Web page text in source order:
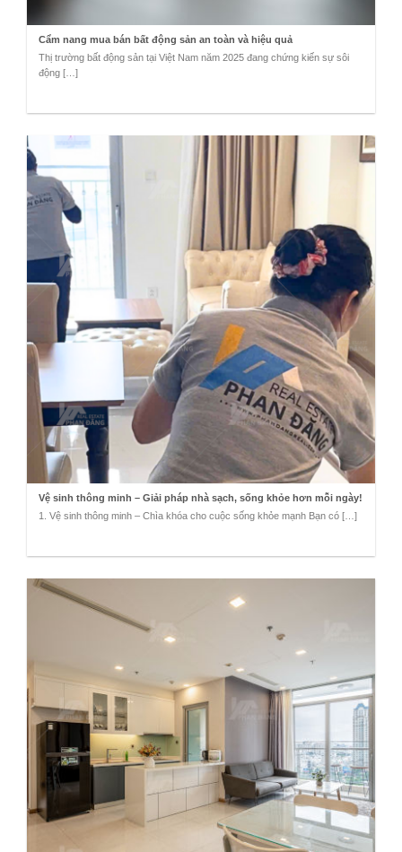
Cẩm nang mua bán bất động sản an toàn và hiệu quả
Thị trường bất động sản tại Việt Nam năm 2025 đang chứng kiến sự sôi
động […]
Vệ sinh thông minh – Giải pháp nhà sạch, sống khỏe hơn mỗi ngày!
1. Vệ sinh thông minh – Chìa khóa cho cuộc sống khỏe mạnh Bạn có […]